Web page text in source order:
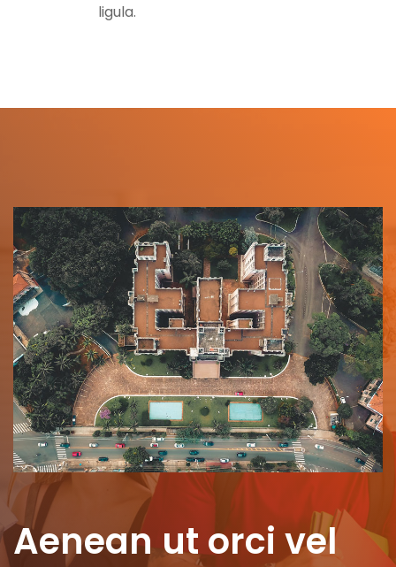
ligula.
Aenean ut orci vel